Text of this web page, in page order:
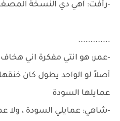
-رأفت: آهي دي النسخة
.............
-عمر: هو انتي مفكرة اني هخاف
أصلاً لو الواحد يطول كان
عمايلها السودة
-شاهي: عمايلي السودة ، ولا